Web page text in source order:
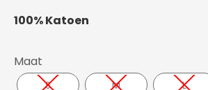
100% Katoen
Maat
S M L